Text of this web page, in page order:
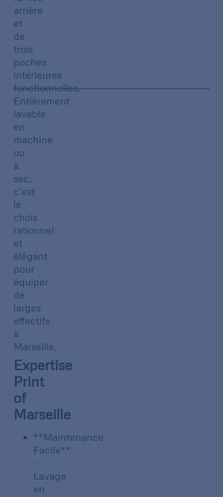
arrière
et
de
trois
poches
intérieures
fonctionnelles.
Entièrement
lavable
en
machine
ou
à
sec,
c’est
le
choix
rationnel
et
élégant
pour
équiper
de
larges
effectifs
à
Marseille.
Expertise
Print
of
Marseille
**Maintenance
Facile**
:
Lavage
en